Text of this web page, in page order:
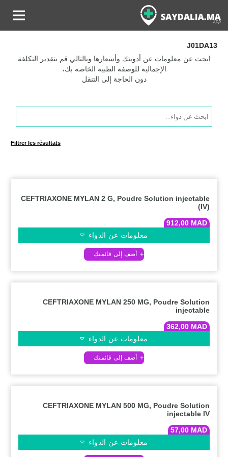
J01DA13
ابحث عن معلومات عن أدويتك وأسعارها وبالتالي قم بتقدير التكلفة
الإجمالية للوصفة الطبية الخاصة بك،
دون الحاجة إلى التنقل
Products
search
Filtrer les résultats
CEFTRIAXONE MYLAN 2 G, Poudre Solution injectable
(IV)
912,00 MAD
معلومات عن الدواء
CEFTRIAXONE MYLAN 250 MG, Poudre Solution
injectable
362,00 MAD
معلومات عن الدواء
CEFTRIAXONE MYLAN 500 MG, Poudre Solution
injectable IV
57,00 MAD
معلومات عن الدواء